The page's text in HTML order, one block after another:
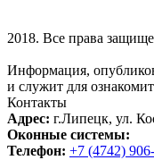
2018. Все права
Информация,
и служит для
Контакты
Адрес: г.Липецк, ул.
Оконные системы:
Телефон: +7 (4742)